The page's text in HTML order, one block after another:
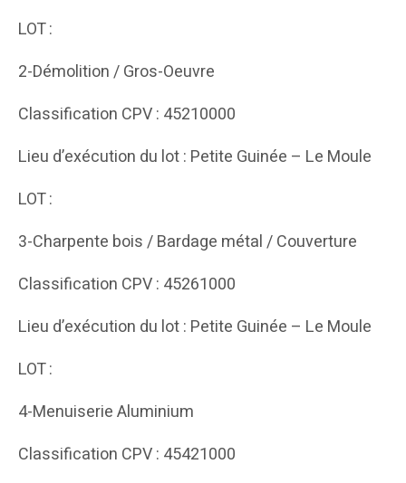
LOT :
2-Démolition / Gros-Oeuvre
Classification CPV : 45210000
Lieu d’exécution du lot : Petite Guinée – Le Moule
LOT :
3-Charpente bois / Bardage métal / Couverture
Classification CPV : 45261000
Lieu d’exécution du lot : Petite Guinée – Le Moule
LOT :
4-Menuiserie Aluminium
Classification CPV : 45421000